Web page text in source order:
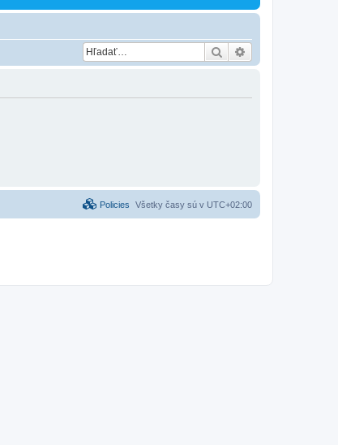
Hľadať
Všetky časy sú v UTC+02:00
Policies